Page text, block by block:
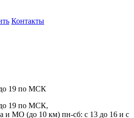
Контакты
19 по МСК
19 по МСК,
и МО (до 10 км) пн-сб: с 13 до 16 и с